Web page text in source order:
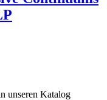
unseren Katalog